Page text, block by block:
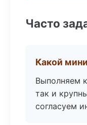
Часто
Какой
Выполняем
так и
согласуем